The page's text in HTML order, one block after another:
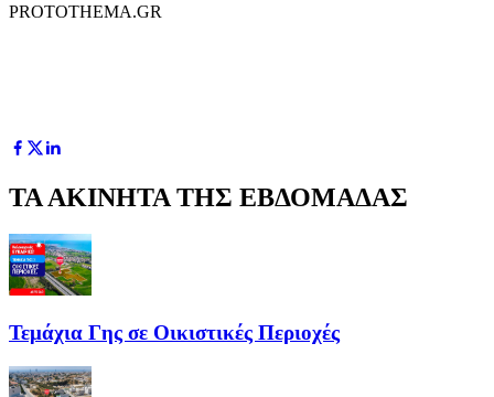
PROTOTHEMA.GR
ΤΑ ΑΚΙΝΗΤΑ ΤΗΣ ΕΒΔΟΜΑΔΑΣ
Τεμάχια Γης σε Οικιστικές Περιοχές